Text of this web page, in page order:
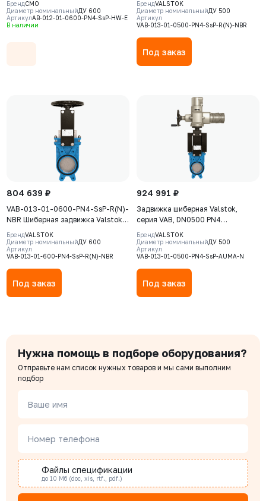
выдвижной шток, корпус GJS-
500-7 (GGG50), нож AISI304,
БрендCMO
Диаметр номинальныйДУ 600
АртикулAB-012-01-0600-PN4-SsP-HW-E
В наличии
редуктор (ISO-фланец)
невыдвижной шток, корпус GJS-
400-15 (GGG40), нож AISI304,
седловое уплотнение NBR
БрендVALSTOK
Диаметр номинальныйДУ 500
Артикул
VAB-013-01-0500-PN4-SsP-R(N)-NBR
Под заказ
804 639 ₽
VAB-013-01-0600-PN4-SsP-R(N)-
NBR Шиберная задвижка Valstok,
серия VAB, DN 0600, PN4,
редуктор (ISO-фланец)
невыдвижной шток, корпус GJS-
400-15 (GGG40), нож AISI304,
седловое уплотнение NBR
БрендVALSTOK
Диаметр номинальныйДУ 600
Артикул
VAB-013-01-600-PN4-SsP-R(N)-NBR
Под заказ
924 991 ₽
Задвижка шиберная Valstok,
серия VAB, DN0500 PN4
невыдвижной шток, корпус GJS-
400-15 (GGG40), нож AISI 304,
NBR, Электропривод AUMA SA
БрендVALSTOK
Диаметр номинальныйДУ 500
Артикул
VAB-013-01-0500-PN4-SsP-AUMA-N
Под заказ
Нужна помощь в подборе оборудования?
Отправьте нам список нужных товаров и мы сами выполним
подбор
Ваше имя
Номер телефона
Файлы спецификации
до 10 Мб (doc, xis, rtf., pdf.)